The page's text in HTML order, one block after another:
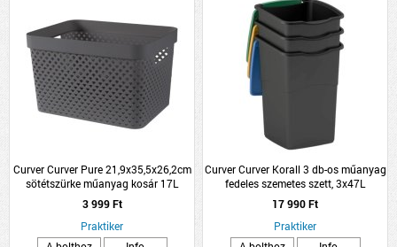
Curver Curver Pure 21,9x35,5x26,2cm
sötétszürke műanyag kosár 17L
3 999 Ft
Praktiker
Curver Curver Korall 3 db-os műanyag
fedeles szemetes szett, 3x47L
17 990 Ft
Praktiker